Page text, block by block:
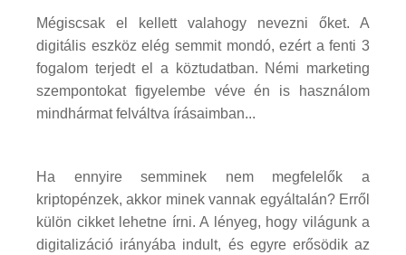
Mégiscsak el kellett valahogy nevezni őket. A
digitális eszköz elég semmit mondó, ezért a fenti 3
fogalom terjedt el a köztudatban. Némi marketing
szempontokat figyelembe véve én is használom
mindhármat felváltva írásaimban...
Ha ennyire semminek nem megfelelők a
kriptopénzek, akkor minek vannak egyáltalán? Erről
külön cikket lehetne írni. A lényeg, hogy világunk a
digitalizáció irányába indult, és egyre erősödik az